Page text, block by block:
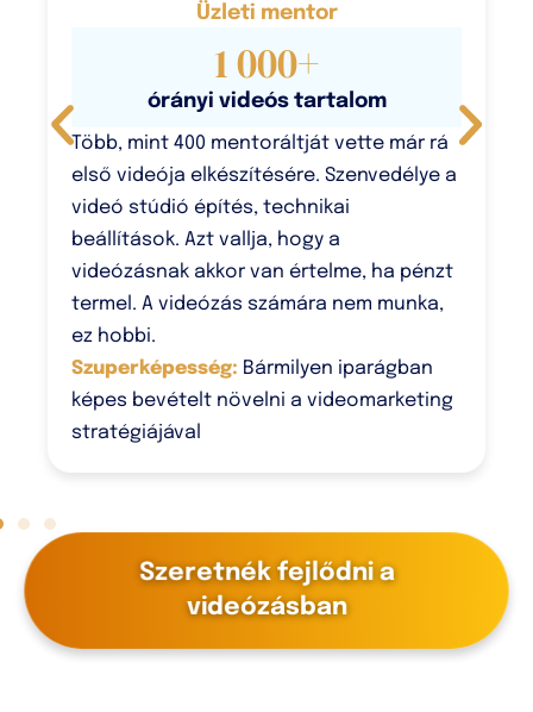
Üzleti mentor
órányi videós tartalom
1 000+
Több, mint 400 mentoráltját vette már rá
első videója elkészítésére. Szenvedélye a
videó stúdió építés, technikai
beállítások. Azt vallja, hogy a
videózásnak akkor van értelme, ha pénzt
termel. A videózás számára nem munka,
ez hobbi.
Szuperképesség: Bármilyen iparágban
képes bevételt növelni a videomarketing
stratégiájával
Szeretnék fejlődni a
videózásban